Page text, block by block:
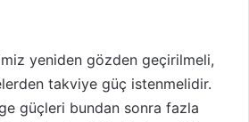
yeniden gözden geçirilmeli,
takviye güç istenmelidir.
güçleri bundan sonra fazla